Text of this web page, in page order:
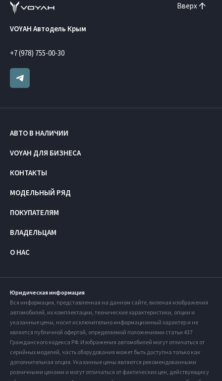
Вверх
VOYAH Автодель Крым
+7 (978) 755-00-30
АВТО В НАЛИЧИИ
VOYAH ДЛЯ БИЗНЕСА
КОНТАКТЫ
МОДЕЛЬНЫЙ РЯД
ПОКУПАТЕЛЯМ
ВЛАДЕЛЬЦАМ
О НАС
Юридическая информация
Вся информация, представленная на данном сайте, включая изображения
автомобилей, их комплектации, технические характеристики, опции и
указанные цены, носит исключительно информационный характер и не
является публичной офертой, определяемой положениями статьи 437
Гражданского кодекса РФ. Изображения автомобилей могут отличаться от
серийных моделей, часть оборудования может быть доступна только как
дополнительная опция. Указанные цены являются рекомендованными
розничными ценами и могут отличаться от фактических цен, действующих у